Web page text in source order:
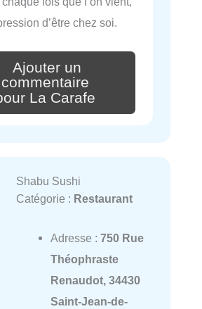
d’être chez soi.
Ajouter un
commentaire
La Carafe
Shabu Sushi
Catégorie : Restaurant
Adresse : 750 Rue
Théophraste
Renaudot, 34430
Saint-Jean-de-